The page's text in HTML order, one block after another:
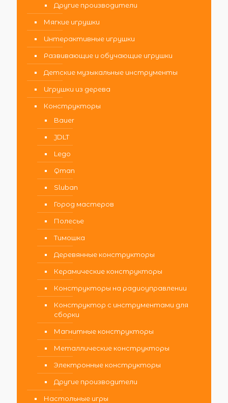
Другие производители
Мягкие игрушки
Интерактивные игрушки
Развивающие и обучающие игрушки
Детские музыкальные инструменты
Игрушки из дерева
Конструкторы
Bauer
JDLT
Lego
Qman
Sluban
Город мастеров
Полесье
Тимошка
Деревянные конструкторы
Керамические конструкторы
Конструкторы на радиоуправлении
Конструктор с инструментами для
сборки
Магнитные конструкторы
Металлические конструкторы
Электронные конструкторы
Другие производители
Настольные игры